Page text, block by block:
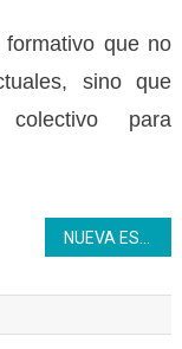
que no
sino que
para
NUEVA ESPARTA | Perfil Ama de Llave: la nueva formación que construye el Inces Nueva Esparta